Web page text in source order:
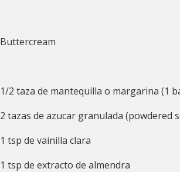
Buttercream
1/2 taza de mantequilla o margarina (1
2 tazas de azucar granulada (powdered
1 tsp de vainilla clara
1 tsp de extracto de almendra